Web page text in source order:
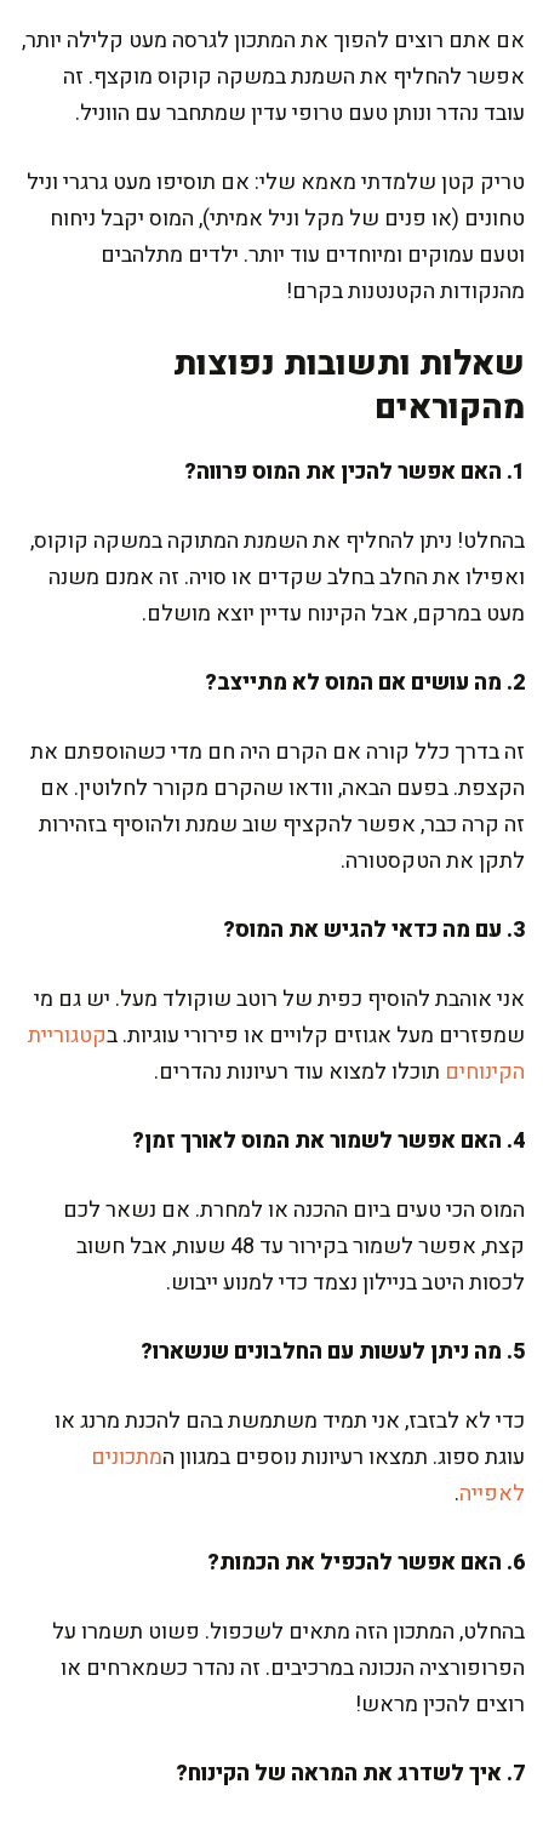
אם אתם רוצים להפוך את המתכון לגרסה מעט קלילה יותר,
אפשר להחליף את השמנת במשקה קוקוס מוקצף. זה
עובד נהדר ונותן טעם טרופי עדין שמתחבר עם הווניל.
טריק קטן שלמדתי מאמא שלי: אם תוסיפו מעט גרגרי וניל
טחונים (או פנים של מקל וניל אמיתי), המוס יקבל ניחוח
וטעם עמוקים ומיוחדים עוד יותר. ילדים מתלהבים
מהנקודות הקטנטנות בקרם!
שאלות ותשובות נפוצות
מהקוראים
1. האם אפשר להכין את המוס פרווה?
בהחלט! ניתן להחליף את השמנת המתוקה במשקה קוקוס,
ואפילו את החלב בחלב שקדים או סויה. זה אמנם משנה
מעט במרקם, אבל הקינוח עדיין יוצא מושלם.
2. מה עושים אם המוס לא מתייצב?
זה בדרך כלל קורה אם הקרם היה חם מדי כשהוספתם את
הקצפת. בפעם הבאה, וודאו שהקרם מקורר לחלוטין. אם
זה קרה כבר, אפשר להקציף שוב שמנת ולהוסיף בזהירות
לתקן את הטקסטורה.
3. עם מה כדאי להגיש את המוס?
אני אוהבת להוסיף כפית של רוטב שוקולד מעל. יש גם מי
שמפזרים מעל אגוזים קלויים או פירורי עוגיות. בקטגוריית
הקינוחים תוכלו למצוא עוד רעיונות נהדרים.
4. האם אפשר לשמור את המוס לאורך זמן?
המוס הכי טעים ביום ההכנה או למחרת. אם נשאר לכם
קצת, אפשר לשמור בקירור עד 48 שעות, אבל חשוב
לכסות היטב בניילון נצמד כדי למנוע ייבוש.
5. מה ניתן לעשות עם החלבונים שנשארו?
כדי לא לבזבז, אני תמיד משתמשת בהם להכנת מרנג או
עוגת ספוג. תמצאו רעיונות נוספים במגוון המתכונים
לאפייה.
6. האם אפשר להכפיל את הכמות?
בהחלט, המתכון הזה מתאים לשכפול. פשוט תשמרו על
הפרופורציה הנכונה במרכיבים. זה נהדר כשמארחים או
רוצים להכין מראש!
7. איך לשדרג את המראה של הקינוח?